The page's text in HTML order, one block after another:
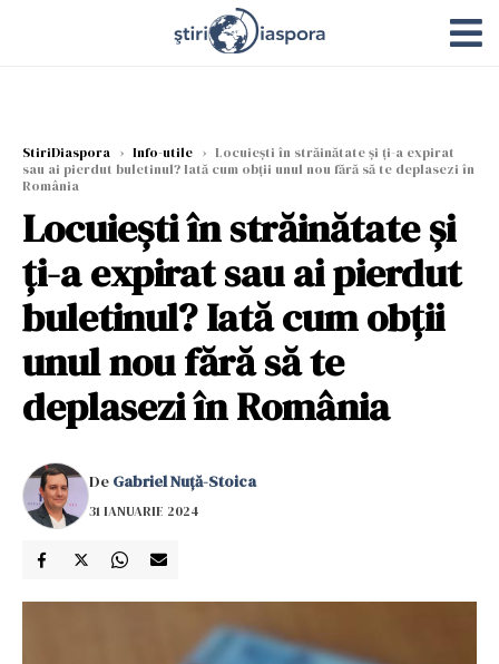
StiriDiaspora › Info-utile › Locuiești în străinătate și ți-a expirat
sau ai pierdut buletinul? Iată cum obții unul nou fără să te deplasezi în
România
Locuiești în străinătate și
ți-a expirat sau ai pierdut
buletinul? Iată cum obții
unul nou fără să te
deplasezi în România
De Gabriel Nuță-Stoica
31 IANUARIE 2024